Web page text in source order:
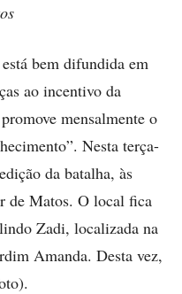
bem difundida em
ao incentivo da
mensalmente o
Nesta terça-
da batalha, às
de Matos. O local fica
Zadi, localizada na
Amanda. Desta vez,